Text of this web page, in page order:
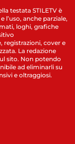
testata STILETV è
l’uso, anche parziale,
loghi, grafiche
registrazioni, cover e
La redazione
sito. Non potendo
ad eliminarli su
e oltraggiosi.